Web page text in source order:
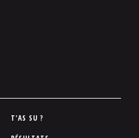
T'AS SU ?